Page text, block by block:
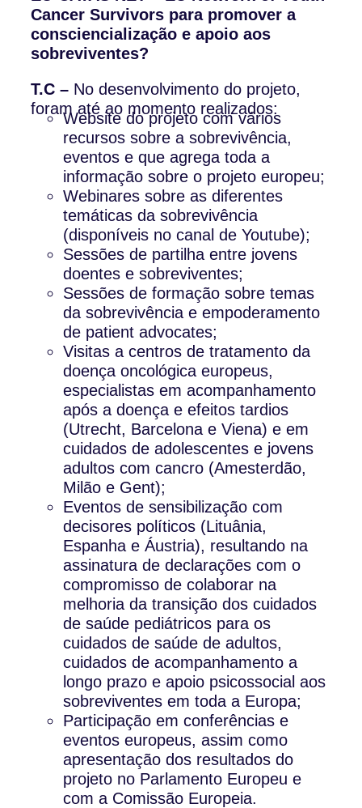
Cancer Survivors para promover a
consciencialização e apoio aos
sobreviventes?
T.C – No desenvolvimento do projeto,
foram até ao momento realizados:
Website do projeto com vários
recursos sobre a sobrevivência,
eventos e que agrega toda a
informação sobre o projeto europeu;
Webinares sobre as diferentes
temáticas da sobrevivência
(disponíveis no canal de Youtube);
Sessões de partilha entre jovens
doentes e sobreviventes;
Sessões de formação sobre temas
da sobrevivência e empoderamento
de patient advocates;
Visitas a centros de tratamento da
doença oncológica europeus,
especialistas em acompanhamento
após a doença e efeitos tardios
(Utrecht, Barcelona e Viena) e em
cuidados de adolescentes e jovens
adultos com cancro (Amesterdão,
Milão e Gent);
Eventos de sensibilização com
decisores políticos (Lituânia,
Espanha e Áustria), resultando na
assinatura de declarações com o
compromisso de colaborar na
melhoria da transição dos cuidados
de saúde pediátricos para os
cuidados de saúde de adultos,
cuidados de acompanhamento a
longo prazo e apoio psicossocial aos
sobreviventes em toda a Europa;
Participação em conferências e
eventos europeus, assim como
apresentação dos resultados do
projeto no Parlamento Europeu e
com a Comissão Europeia.